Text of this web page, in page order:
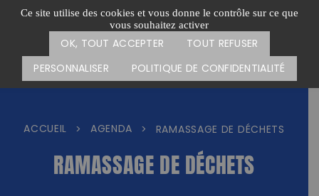
Ce site utilise des cookies et vous donne le contrôle sur ce que
vous souhaitez activer
OK, TOUT ACCEPTER
TOUT REFUSER
PERSONNALISER
POLITIQUE DE CONFIDENTIALITÉ
Passer
Menu
CARTE DES ACTIONS FAIRE UN DON
ACCUEIL > AGENDA > RAMASSAGE DE DÉCHETS
RAMASSAGE DE DÉCHETS